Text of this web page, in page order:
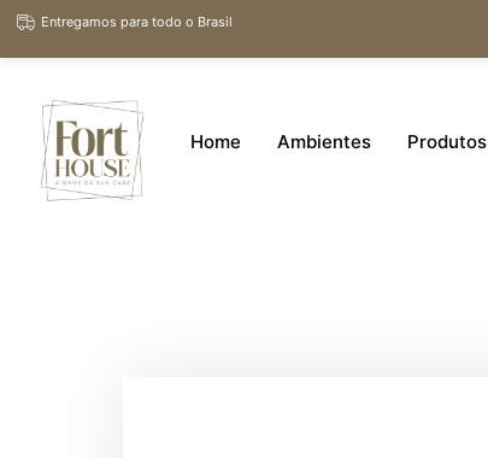
Entregamos para todo o Brasil
Home Ambientes Produtos